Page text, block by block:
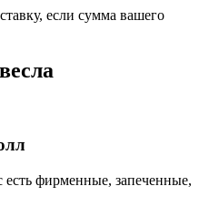
если сумма вашего
есть фирменные, запеченные,